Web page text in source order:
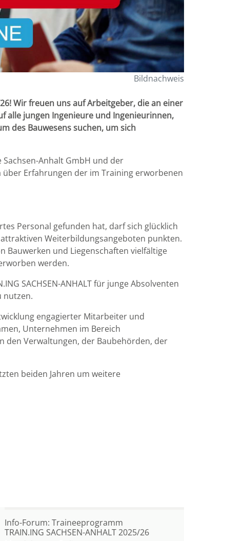
Bildnachweis
Wir freuen uns auf Arbeitgeber, die an einer
jungen Ingenieure und Ingenieurinnen,
des Bauwesens suchen, um sich
Anhalt GmbH und der
Erfahrungen der im Training erworbenen
Personal gefunden hat, darf sich glücklich
Weiterbildungsangeboten punkten.
Bauwerken und Liegenschaften vielfältige
werden.
SACHSEN-ANHALT für junge Absolventen
nutzen.
engagierter Mitarbeiter und
Unternehmen im Bereich
Verwaltungen, der Baubehörden, der
beiden Jahren um weitere
Info-Forum: Traineeprogramm
TRAIN.ING SACHSEN-ANHALT 2025/26